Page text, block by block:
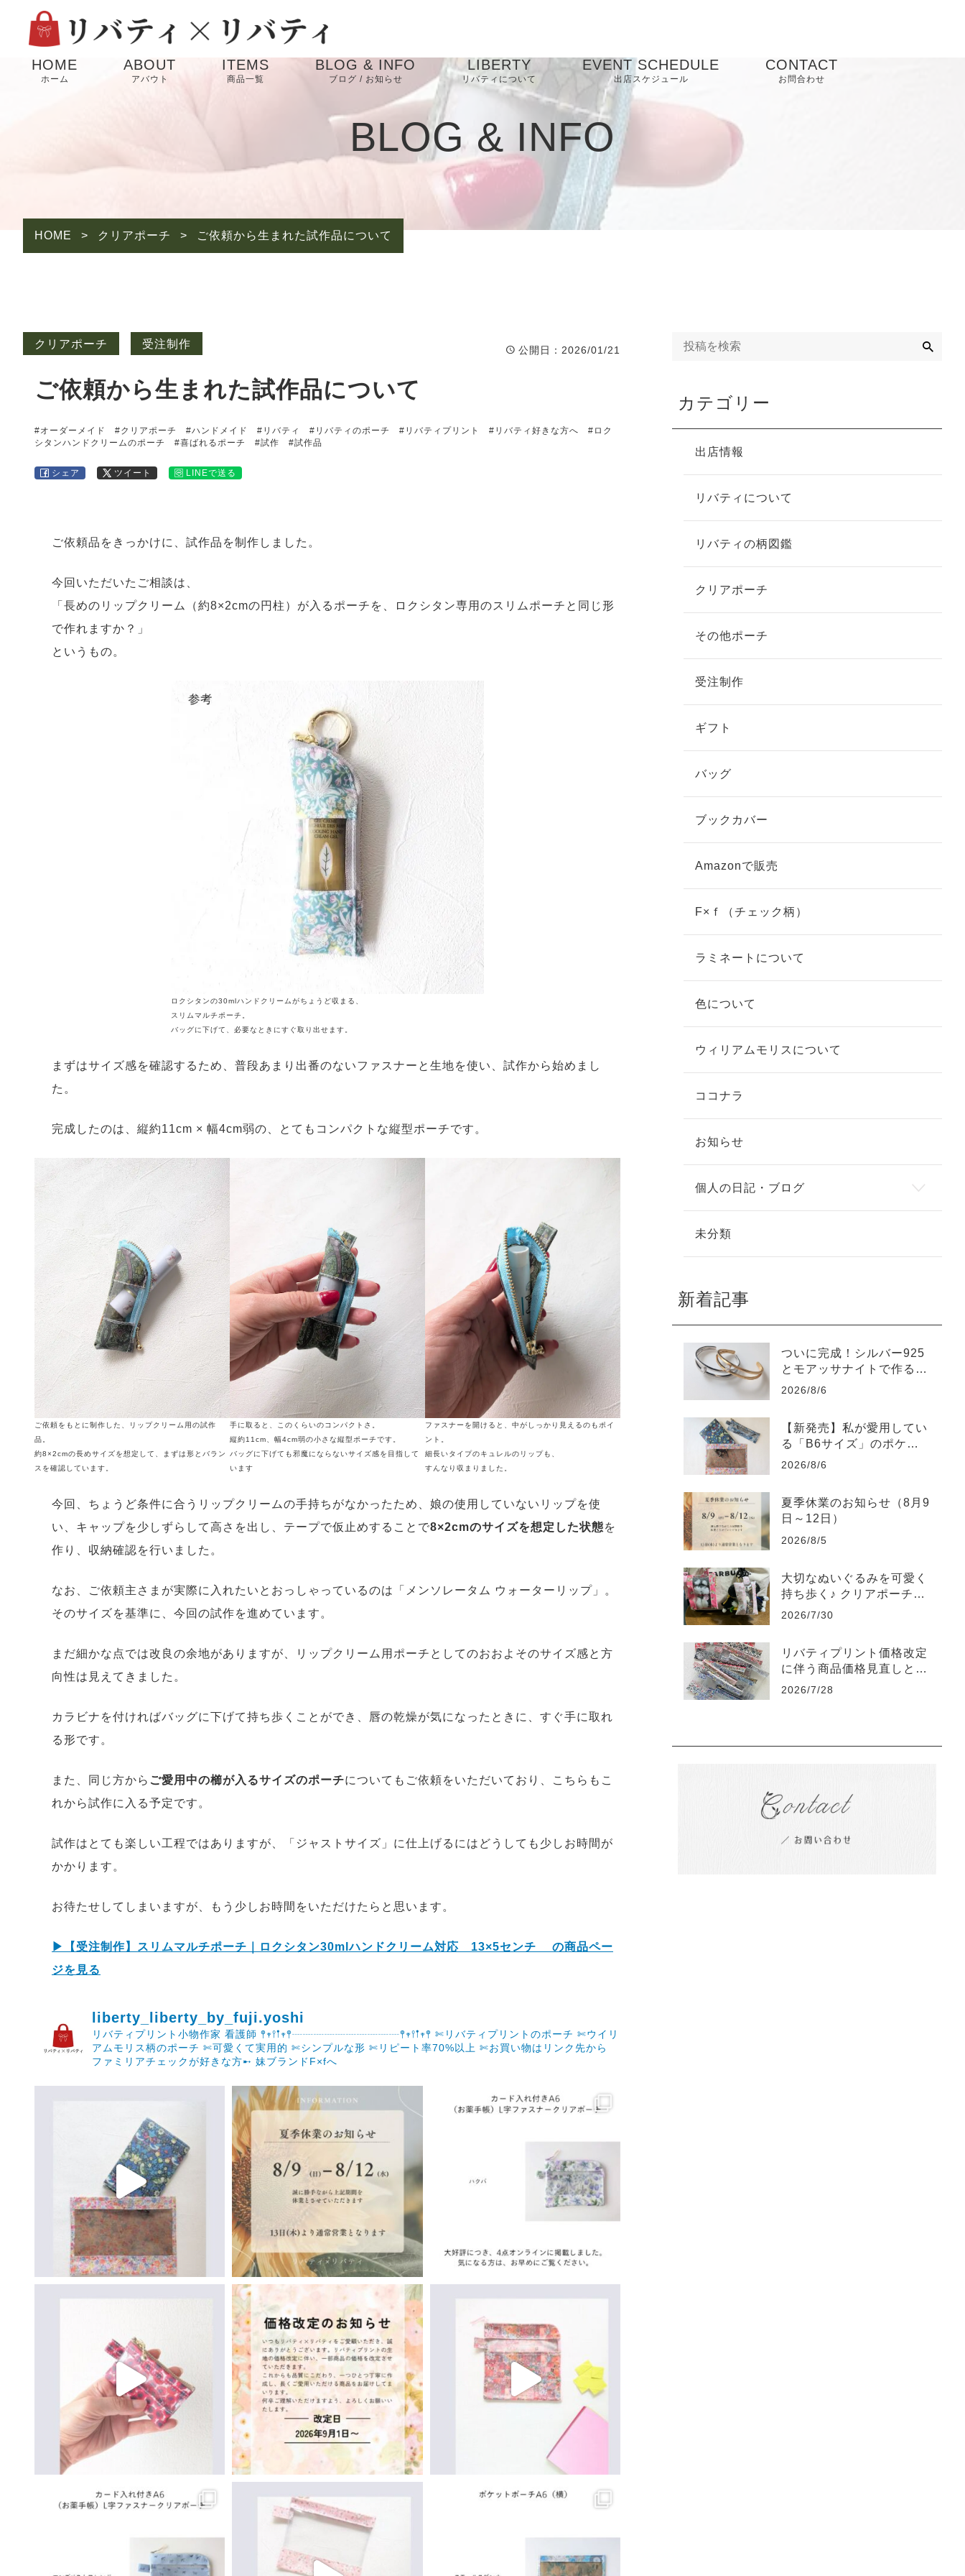
HOME
ホーム
ABOUT
アバウト
ITEMS
商品一覧
BLOG & INFO
ブログ / お知らせ
LIBERTY
リバティについて
EVENT SCHEDULE
出店スケジュール
CONTACT
お問合わせ
BLOG & INFO
HOME > クリアポーチ > ご依頼から生まれた試作品について
クリアポーチ 受注制作
公開日 ：2026/01/21
ご依頼から生まれた試作品について
#オーダーメイド #クリアポーチ #ハンドメイド #リバティ #リバティのポーチ #リバティプリント #リバティ好きな方へ
#ロク
シタンハンドクリームのポーチ
#喜ばれるポーチ #試作 #試作品
シェア ツイート LINEで送る
ご依頼品をきっかけに、試作品を制作しました。
今回いただいたご相談は、
「長めのリップクリーム（約8×2cmの円柱）が入るポーチを、ロクシタン専用のスリムポーチと同じ形
で作れますか？」
というもの。
ロクシタンの30mlハンドクリームがちょうど収まる、
スリムマルチポーチ。
バッグに下げて、必要なときにすぐ取り出せます。
まずはサイズ感を確認するため、普段あまり出番のないファスナーと生地を使い、試作から始めまし
た。
完成したのは、縦約11cm × 幅4cm弱の、とてもコンパクトな縦型ポーチです。
ご依頼をもとに制作した、リップクリーム用の試作
品。
約8×2cmの長めサイズを想定して、まずは形とバラン
スを確認しています。
手に取ると、このくらいのコンパクトさ。
縦約11cm、幅4cm弱の小さな縦型ポーチです。
バッグに下げても邪魔にならないサイズ感を目指して
います
ファスナーを開けると、中がしっかり見えるのもポイ
ント。
細長いタイプのキュレルのリップも、
すんなり収まりました。
今回、ちょうど条件に合うリップクリームの手持ちがなかったため、娘の使用していないリップを使
い、キャップを少しずらして高さを出し、テープで仮止めすることで8×2cmのサイズを想定した状態を
作り、収納確認を行いました。
なお、ご依頼主さまが実際に入れたいとおっしゃっているのは「メンソレータム ウォーターリップ」。
そのサイズを基準に、今回の試作を進めています。
まだ細かな点では改良の余地がありますが、リップクリーム用ポーチとしてのおおよそのサイズ感と方
向性は見えてきました。
カラビナを付ければバッグに下げて持ち歩くことができ、唇の乾燥が気になったときに、すぐ手に取れ
る形です。
また、同じ方から ご愛用中の櫛が入るサイズのポーチについてもご依頼をいただいており、こちらもこ
れから試作に入る予定です。
試作はとても楽しい工程ではありますが、「ジャストサイズ」に仕上げるにはどうしても少しお時間が
かかります。
お待たせしてしまいますが、もう少しお時間をいただけたらと思います。
▶【受注制作】スリムマルチポーチ｜ロクシタン30mlハンドクリーム対応 13×5センチ の商品ペー
ジを見る
liberty_liberty_by_fuji.yoshi
リバティプリント小物作家 看護師 𖤣𖥧𖥣𖡡𖥧𖤣┈┈┈┈┈┈┈┈┈┈𖤣𖥧𖥣𖡡𖥧𖤣 ✄リバティプリントのポーチ ✄ウイリ
アムモリス柄のポーチ ✄可愛くて実用的 ✄シンプルな形 ✄リピート率70%以上 ✄お買い物はリンク先から
ファミリアチェックが好きな方➸ 妹ブランドF×fへ
カテゴリー
出店情報
リバティについて
リバティの柄図鑑
クリアポーチ
その他ポーチ
受注制作
ギフト
バッグ
ブックカバー
Amazonで販売
F×ｆ（チェック柄）
ラミネートについて
色について
ウィリアムモリスについて
ココナラ
お知らせ
個人の日記・ブログ
未分類
新着記事
ついに完成！シルバー925
とモアッサナイトで作る自
分だけのバングル
2026/8/6
【新発売】私が愛用してい
る「B6サイズ」のポケッ
トポーチを販売します
2026/8/6
夏季休業のお知らせ（8月9
日～12日）
2026/8/5
大切なぬいぐるみを可愛く
持ち歩く♪ クリアポーチの
素敵な使い方をご紹介
2026/7/30
リバティプリント価格改定
に伴う商品価格見直しと販
売終了商品のご案内
2026/7/28